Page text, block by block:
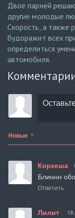
Двое парней
другие молодые
Скорость, а также
будоражит всех
определиться
автомобиля.
Новые
Коркеша
Блиннн
Ответить
Лилит